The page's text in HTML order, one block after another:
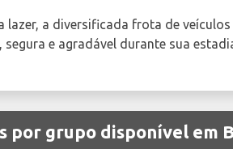
lazer, a diversificada frota de
e agradável durante sua
por grupo disponível em